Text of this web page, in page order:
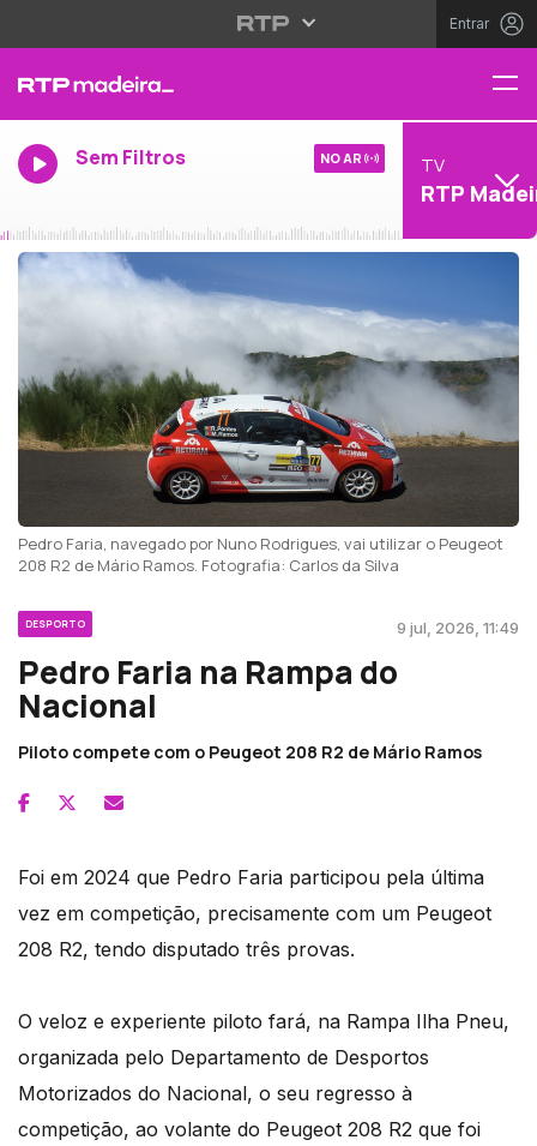
Entrar
Sem Filtros NO AR TV
RTP
Pedro Faria, navegado por Nuno Rodrigues, vai utilizar o Peugeot
208 R2 de Mário Ramos. Fotografia: Carlos da Silva
DESPORTO 9 jul, 2026, 11:49
Pedro Faria na Rampa do
Nacional
Piloto compete com o Peugeot 208 R2 de Mário Ramos
Foi em 2024 que Pedro Faria participou pela última
vez em competição, precisamente com um Peugeot
208 R2, tendo disputado três provas.
O veloz e experiente piloto fará, na Rampa Ilha Pneu,
organizada pelo Departamento de Desportos
Motorizados do Nacional, o seu regresso à
competição, ao volante do Peugeot 208 R2 que foi